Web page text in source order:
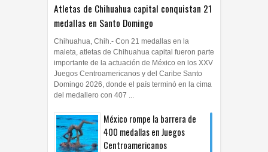
Atletas de Chihuahua capital conquistan 21
medallas en Santo Domingo
Chihuahua, Chih.- Con 21 medallas en la
maleta, atletas de Chihuahua capital fueron parte
importante de la actuación de México en los XXV
Juegos Centroamericanos y del Caribe Santo
Domingo 2026, donde el país terminó en la cima
del medallero con 407 ...
México rompe la barrera de
400 medallas en Juegos
Centroamericanos